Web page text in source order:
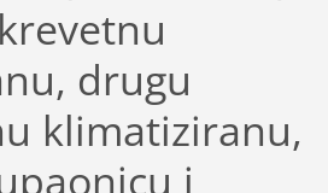
drugu
klimatiziranu,
i